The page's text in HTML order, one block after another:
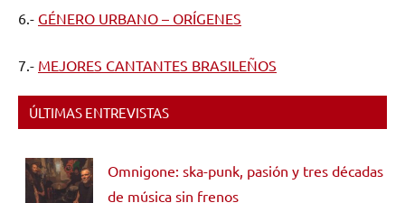
6.- GÉNERO URBANO – ORÍGENES
7.- MEJORES CANTANTES BRASILEÑOS
ÚLTIMAS ENTREVISTAS
Omnigone: ska-punk, pasión y tres décadas
de música sin frenos